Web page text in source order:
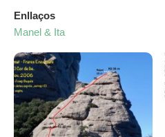
Enllaços
Manel & Ita